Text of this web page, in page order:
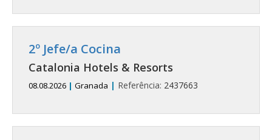
2º Jefe/a Cocina
Catalonia Hotels & Resorts
08.08.2026 | Granada | Referência: 2437663